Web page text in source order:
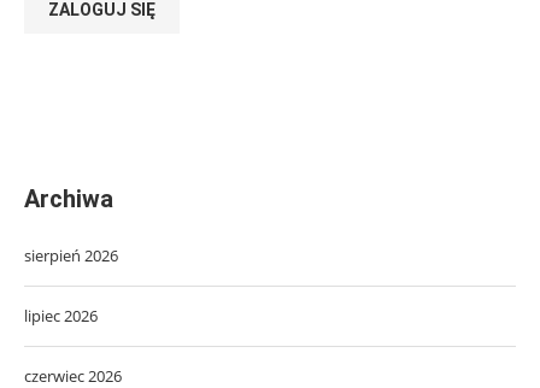
ZALOGUJ SIĘ
Archiwa
sierpień 2026
lipiec 2026
czerwiec 2026